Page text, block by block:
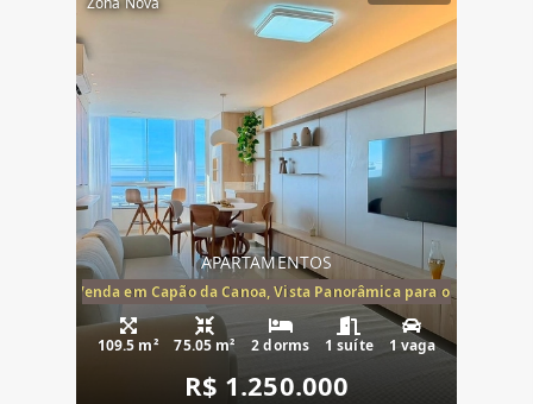
APARTAMENTOS
Mar à Venda em Capão da Canoa, Vista Panorâmica para o Mar, 2
109.5 m² 75.05 m² 2 dorms 1 suíte 1 vaga
R$ 1.250.000